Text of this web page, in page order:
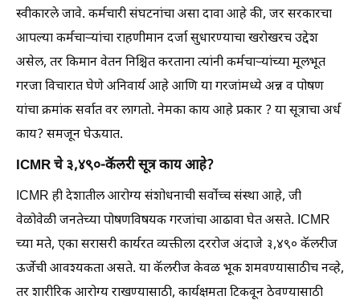
स्वीकारले जावे. कर्मचारी संघटनांचा असा दावा आहे की, जर सरकारचा
आपल्या कर्मचाऱ्यांचा राहणीमान दर्जा सुधारण्याचा खरोखरच उद्देश
असेल, तर किमान वेतन निश्चित करताना त्यांनी कर्मचाऱ्यांच्या मूलभूत
गरजा विचारात घेणे अनिवार्य आहे आणि या गरजांमध्ये अन्न व पोषण
यांचा क्रमांक सर्वात वर लागतो. नेमका काय आहे प्रकार ? या सूत्राचा अर्ध
काय? समजून घेऊयात.
ICMR चे ३,४९०-कॅलरी सूत्र काय आहे?
ICMR ही देशातील आरोग्य संशोधनाची सर्वोच्च संस्था आहे, जी
वेळोवेळी जनतेच्या पोषणविषयक गरजांचा आढावा घेत असते. ICMR
च्या मते, एका सरासरी कार्यरत व्यक्तीला दररोज अंदाजे ३,४९० कॅलरीज
ऊर्जेची आवश्यकता असते. या कॅलरीज केवळ भूक शमवण्यासाठीच नव्हे,
तर शारीरिक आरोग्य राखण्यासाठी, कार्यक्षमता टिकवून ठेवण्यासाठी